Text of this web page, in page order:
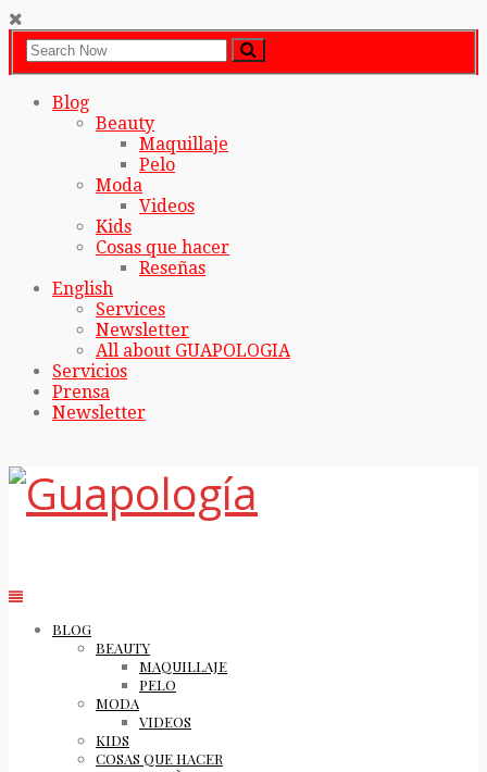
Blog
Beauty
Maquillaje
Pelo
Moda
Videos
Kids
Cosas que hacer
Reseñas
English
Services
Newsletter
All about GUAPOLOGIA
Servicios
Prensa
Newsletter
BLOG
BEAUTY
MAQUILLAJE
PELO
MODA
VIDEOS
KIDS
COSAS QUE HACER